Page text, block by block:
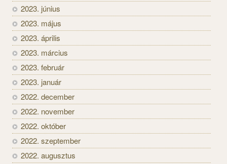
2023. június
2023. május
2023. április
2023. március
2023. február
2023. január
2022. december
2022. november
2022. október
2022. szeptember
2022. augusztus